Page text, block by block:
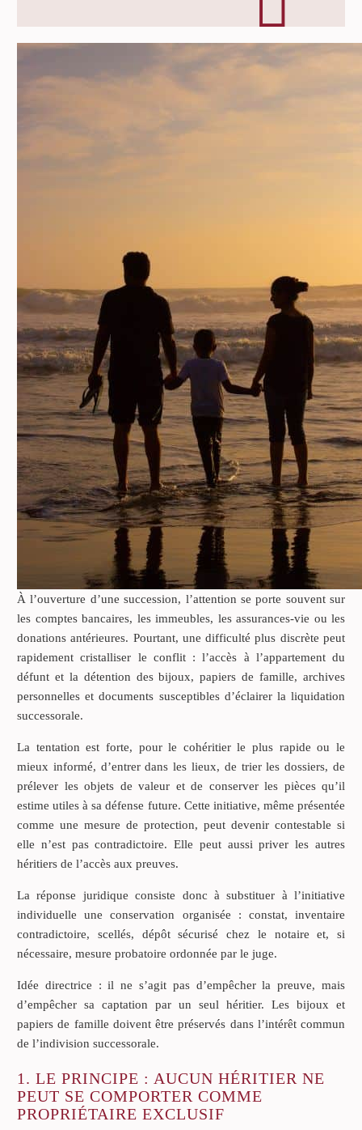
À l’ouverture d’une succession, l’attention se porte souvent sur
les comptes bancaires, les immeubles, les assurances-vie ou les
donations antérieures. Pourtant, une difficulté plus discrète peut
rapidement cristalliser le conflit : l’accès à l’appartement du
défunt et la détention des bijoux, papiers de famille, archives
personnelles et documents susceptibles d’éclairer la liquidation
successorale.
La tentation est forte, pour le cohéritier le plus rapide ou le
mieux informé, d’entrer dans les lieux, de trier les dossiers, de
prélever les objets de valeur et de conserver les pièces qu’il
estime utiles à sa défense future. Cette initiative, même présentée
comme une mesure de protection, peut devenir contestable si
elle n’est pas contradictoire. Elle peut aussi priver les autres
héritiers de l’accès aux preuves.
La réponse juridique consiste donc à substituer à l’initiative
individuelle une conservation organisée : constat, inventaire
contradictoire, scellés, dépôt sécurisé chez le notaire et, si
nécessaire, mesure probatoire ordonnée par le juge.
Idée directrice : il ne s’agit pas d’empêcher la preuve, mais
d’empêcher sa captation par un seul héritier. Les bijoux et
papiers de famille doivent être préservés dans l’intérêt commun
de l’indivision successorale.
1. LE PRINCIPE : AUCUN HÉRITIER NE
PEUT SE COMPORTER COMME
PROPRIÉTAIRE EXCLUSIF